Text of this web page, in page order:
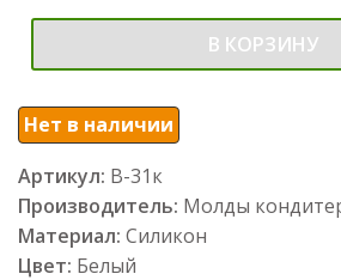
В КОРЗИНУ
Нет в наличии
Артикул: В-31к
Производитель: Молды
Материал: Силикон
Цвет: Белый